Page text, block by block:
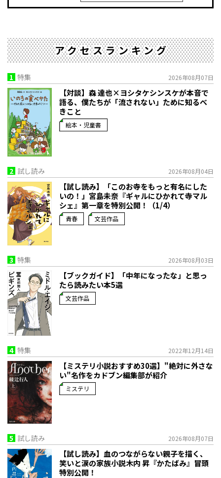
アクセスランキング
1 特集 2026年08月07日
【対談】森 達也×ヨシタケシンスケが本音で
語る、僕たちが「流されない」ために知るべ
きこと
絵本・児童書
2 試し読み 2026年08月04日
【試し読み】「このお寺をもっと有名にした
いの！」宮島未奈『ギャルにひかれて寺マル
シェ』第一章を特別公開！（1/4）
青春 文芸作品
3 特集 2026年08月03日
【ブックガイド】「中年になったな」と思っ
たら読みたい本5選
文芸作品
4 特集 2022年12月14日
【ミステリ小説おすすめ30選】"絶対に外さな
い"名作をカドブン編集部が紹介
ミステリ
5 試し読み 2026年08月07日
【試し読み】血のつながらない親子を描く、
笑いと涙の家族小説――木内 昇『かたばみ』冒頭
特別公開！